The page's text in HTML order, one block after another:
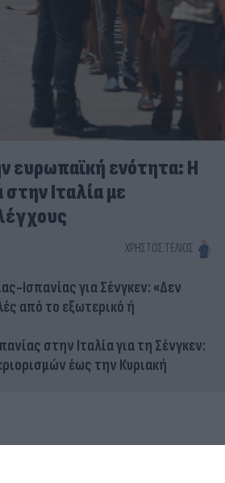
ευρωπαϊκή ενότητα: Η
Ιταλία με
ΧΡΉΣΤΟΣ ΤΈΛΙΟΣ
Ισπανίας για Σένγκεν: «Δεν
από το εξωτερικό ή
στην Ιταλία για τη Σένγκεν:
έως την Κυριακή